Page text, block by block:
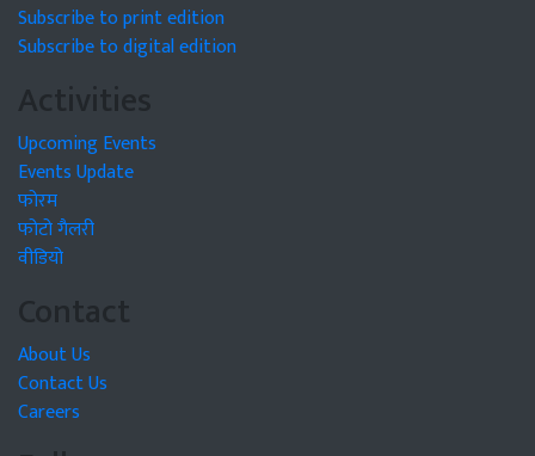
Subscribe to print edition
Subscribe to digital edition
Activities
Upcoming Events
Events Update
फोरम
फोटो गैलरी
वीडियो
Contact
About Us
Contact Us
Careers